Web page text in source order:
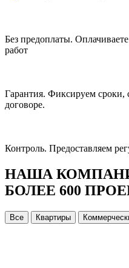
Без предоплаты.
работ
Гарантия. Фиксируем сроки,
договоре.
Контроль. Предоставляем
НАША
БОЛЕЕ 600
Все Квартиры